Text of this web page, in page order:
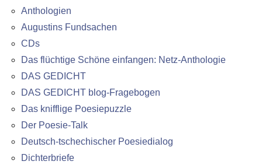
Anthologien
Augustins Fundsachen
CDs
Das flüchtige Schöne einfangen: Netz-Anthologie
DAS GEDICHT
DAS GEDICHT blog-Fragebogen
Das knifflige Poesiepuzzle
Der Poesie-Talk
Deutsch-tschechischer Poesiedialog
Dichterbriefe